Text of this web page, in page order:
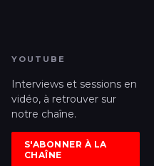
YOUTUBE
Interviews et sessions en
vidéo, à retrouver sur
notre chaîne.
S'ABONNER À LA
CHAÎNE